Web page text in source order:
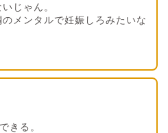
じゃん。
メンタルで妊娠しろみたいな
きる。